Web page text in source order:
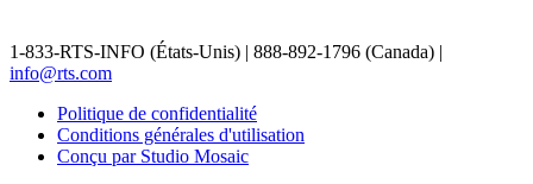
1-833-RTS-INFO (États-Unis) | 888-892-1796 (Canada) |
info@rts.com
Politique de confidentialité
Conditions générales d'utilisation
Conçu par Studio Mosaic